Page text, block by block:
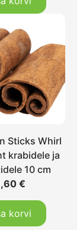
Sticks Whirl
krabidele ja
10 cm
€
korvi